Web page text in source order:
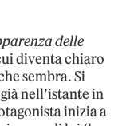
delle
diventa chiaro
sembra. Si
nell’istante in
inizia a